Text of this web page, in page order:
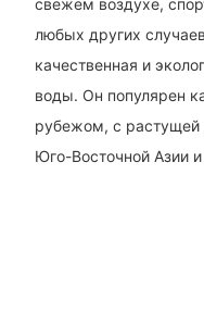
свежем воздухе,
любых других
качественная и
воды. Он популярен
рубежом, с растущей
Юго-Восточной Азии